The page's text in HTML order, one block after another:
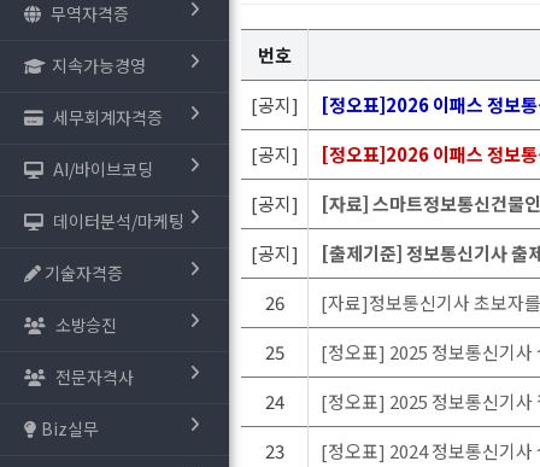
무역자격증
지속가능경영
세무회계자격증
AI/바이브코딩
데이터분석/마케팅
기술자격증
소방승진
전문자격사
Biz실무
번호
[공지]
[정오표]2026 이패스 정보
[공지]
[정오표]2026 이패스 정보
[공지]
[자료] 스마트정보통신건물
[공지]
[출제기준] 정보통신기사
26
[자료]정보통신기사 초보자
25
[정오표] 2025 정보통신기
24
[정오표] 2025 정보통신기
23
[정오표] 2024 정보통신기